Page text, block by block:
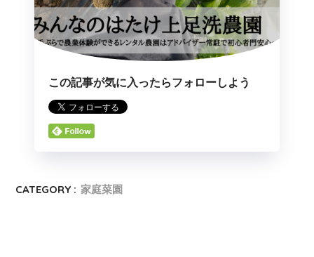
この記事が気に入ったらフォローしよう
CATEGORY : 家庭菜園